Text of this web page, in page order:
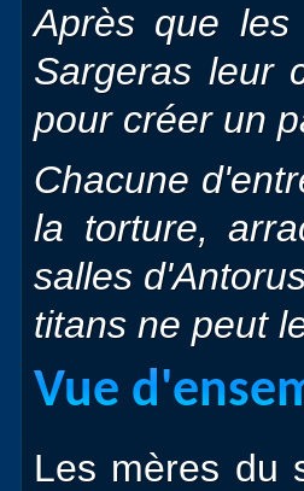
Après que
Sargeras leur
pour créer un
Chacune
la torture,
salles
titans ne peut
Vue
Les mères du